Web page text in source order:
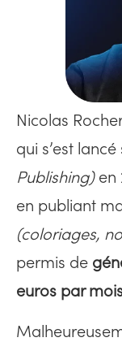
Nicolas
qui s’est
Publishing)en
en publiant
(coloriages,
permis de
euros par